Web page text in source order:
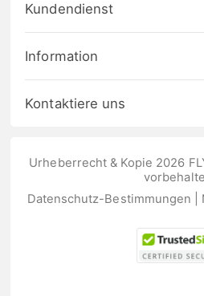
Kundendienst
Information
Kontaktiere uns
Urheberrecht & Kopie 2026
Datenschutz-Bestimmungen